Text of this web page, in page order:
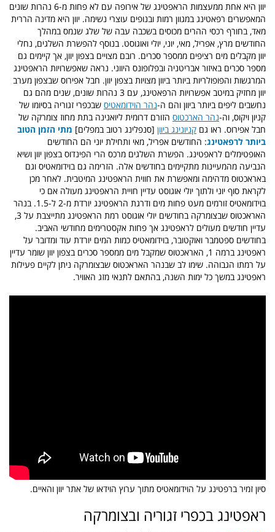
יוון היא אחת ממעצמות הראפטינג של אירופה עם לא פחות מ-6 נהרות שונים
המאפשרים רפאטינג במגוון רמות ובנופים עוצרי נשימה. יוון היא מדינה הררית
מאד, בחורף רכסי ההרים מכוסים בשכבה עבה של שלג שנמס במהלך
החודשים מרץ, אפריל, מאי, יוני, יולי ואוגוסט. בנוסף להפשרת השלגים, נחלי
יוון מקבלים מים רציפים ממספר סכרים. רובם מצויים בצפון יוון, אך קיימים גם
מספר סכרים באיזור אבריטניה ובפלופונס היווני. נראה שאפשרויות הראפטינג
המרגשות והפופולריות ביותר ביוון מצויות בצפון יוון. חבל אפירוס שבצפון מערב
יוון מחזיק במיטב אפשרויות הרפאטינג, עם 3 נהרות שונים, שנים מהם גם
נחשבים ליפים ביותר ביוון והם ה-נהר הוידומאטיס שבכפרי זגוריה בסיומו של
קניון ויקוס, וה-נהר הארכטוס הזורם דרומית ליואנינה בתת מחוז צומרקה של
חבל אפירוס. ראו גם קניונינג ביוון [סנפלינג רטוב במפלים] מתי הזמן הטוב
ביותר לרפאטינג: החודשים אפריל, מאי ותחילת יוני הם החודשים
האופטימלים לראפטינג. הפשרת השלגים מרכס הרי הפינדוס בצפון יוון ושיא
הנביעה מהמעיינות מתקיימים בחודשים אלה. הזרימה גם בוידומאטיס וגם
באראכטוס מדהימה ומאפשרת את חווית הראפטינג המיטבית. לאחר מכן
לקראת סוף יוני ולתוך יולי אוגוסט עדיין חויית הראפטינג מעולה אם כי
בוידומאטיס זורמים מעט פחות מים ודרגת הראפטינג יורדת מ-2 ל-1.5. בנהר
האראכטוס שבצומרקה בחודשים יולי אוגוסט רמת הראפטינג מתייצבת על 3,
עדיין חודשים מעולים לראפטינג אך פחות אקסטרימים מחודשי האביב.
בחודשים ספטמבר ואוקטובר, בוידומאטיס כמות המים יורדת עוד ומדובר על
ראפטינג ברמה 1, האראכטוס שמקבל מים ממספר סכרים בצפון יוון שומר עדיין
על רמתו הגבוהה. שימו לב שבנהר האראכטוס שבצומרקה ניתן לקיים פעילות
ראפטינג במשך כל ימות השנה, בהתאם לתנאי מזג האוויר.
סיון זמיר ברפטינג על הוידומאטיס מתוך ערוץ הוידאו של אתר יוון והאיים.
ראפטינג בכפרי זגוריה ובצומרקה